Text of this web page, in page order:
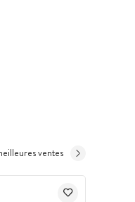
ventes